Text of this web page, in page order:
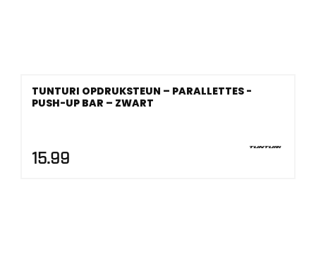
TUNTURI OPDRUKSTEUN – PARALLETTES -
PUSH-UP BAR – ZWART
15.99